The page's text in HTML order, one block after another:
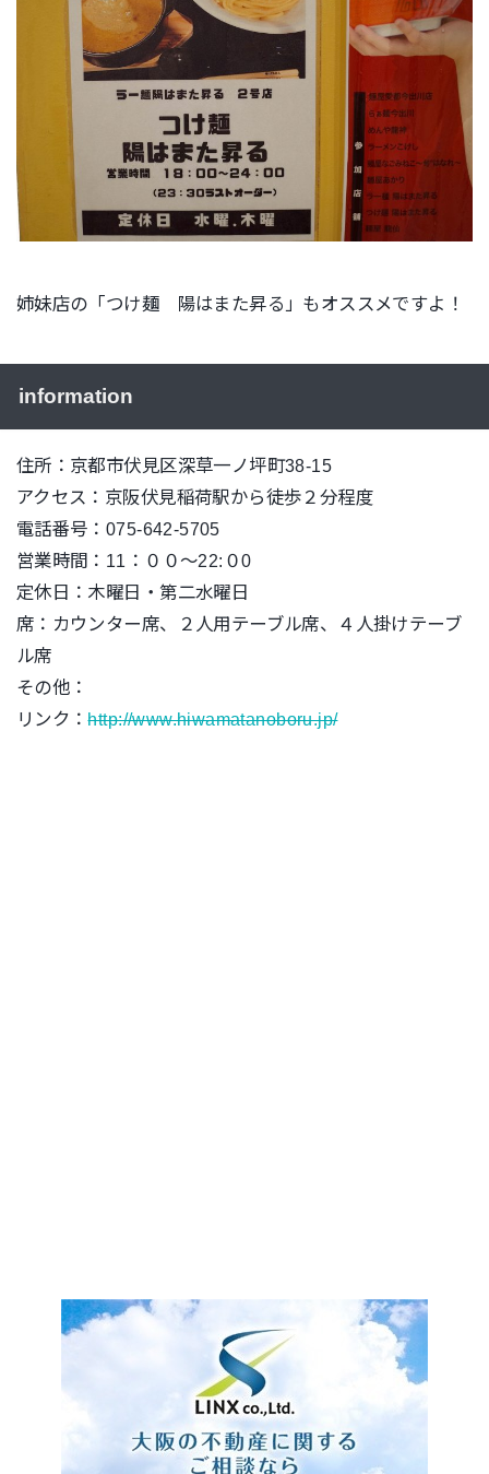
姉妹店の「つけ麺 陽はまた昇る」もオススメですよ！
information
住所：京都市伏見区深草一ノ坪町38-15
アクセス：京阪伏見稲荷駅から徒歩２分程度
電話番号：075-642-5705
営業時間：11：００～22:０0
定休日：木曜日・第二水曜日
席：カウンター席、２人用テーブル席、４人掛けテーブ
ル席
その他：
リンク：http://www.hiwamatanoboru.jp/